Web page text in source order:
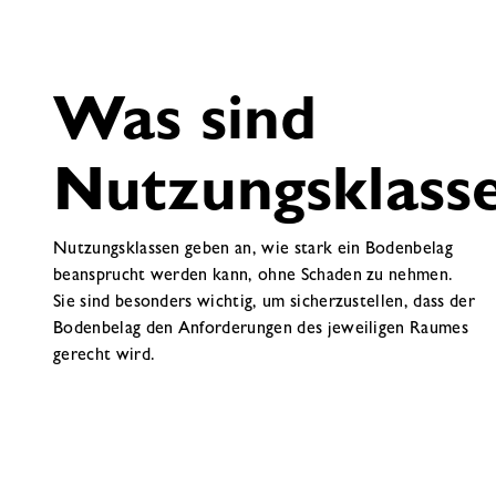
Was sind
Nutzungsklassen geben an, wie stark ein Bodenbelag
beansprucht werden kann, ohne Schaden zu nehmen.
Sie sind besonders wichtig, um sicherzustellen, dass der
Bodenbelag den Anforderungen des jeweiligen Raumes
gerecht wird.